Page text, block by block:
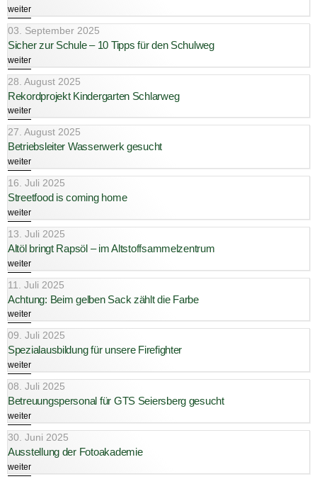
weiter
03. September 2025
Sicher zur Schule – 10 Tipps für den Schulweg
weiter
28. August 2025
Rekordprojekt Kindergarten Schlarweg
weiter
27. August 2025
Betriebsleiter Wasserwerk gesucht
weiter
16. Juli 2025
Streetfood is coming home
weiter
13. Juli 2025
Altöl bringt Rapsöl – im Altstoffsammelzentrum
weiter
11. Juli 2025
Achtung: Beim gelben Sack zählt die Farbe
weiter
09. Juli 2025
Spezialausbildung für unsere Firefighter
weiter
08. Juli 2025
Betreuungspersonal für GTS Seiersberg gesucht
weiter
30. Juni 2025
Ausstellung der Fotoakademie
weiter